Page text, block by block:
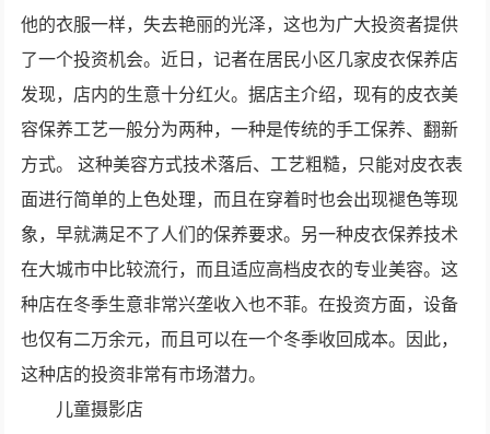
他的衣服一样，失去艳丽的光泽，这也为广大投资者提供
了一个投资机会。近日，记者在居民小区几家皮衣保养店
发现，店内的生意十分红火。据店主介绍，现有的皮衣美
容保养工艺一般分为两种，一种是传统的手工保养、翻新
方式。 这种美容方式技术落后、工艺粗糙，只能对皮衣表
面进行简单的上色处理，而且在穿着时也会出现褪色等现
象，早就满足不了人们的保养要求。另一种皮衣保养技术
在大城市中比较流行，而且适应高档皮衣的专业美容。这
种店在冬季生意非常兴垄收入也不菲。在投资方面，设备
也仅有二万余元，而且可以在一个冬季收回成本。因此，
这种店的投资非常有市场潜力。
儿童摄影店